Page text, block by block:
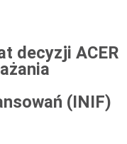
decyzji ACER
(INIF)